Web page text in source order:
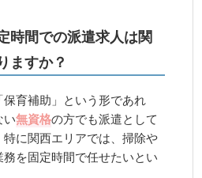
時間での派遣求人は関
ますか？
育補助」という形であれ
い無資格の方でも派遣として
に関西エリアでは、掃除や
を固定時間で任せたいとい